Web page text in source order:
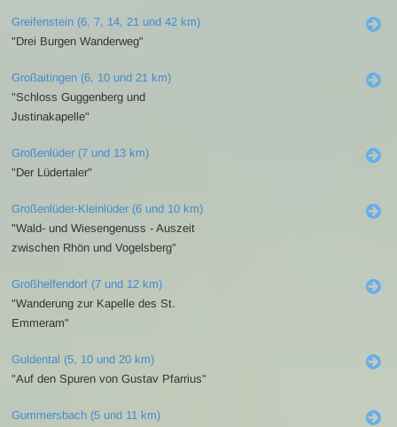
Greifenstein (6, 7, 14, 21 und 42 km)
"Drei Burgen Wanderweg"
Großaitingen (6, 10 und 21 km)
"Schloss Guggenberg und
Justinakapelle"
Großenlüder (7 und 13 km)
"Der Lüdertaler"
Großenlüder-Kleinlüder (6 und 10 km)
"Wald- und Wiesengenuss - Auszeit
zwischen Rhön und Vogelsberg"
Großhelfendorf (7 und 12 km)
"Wanderung zur Kapelle des St.
Emmeram"
Guldental (5, 10 und 20 km)
"Auf den Spuren von Gustav Pfarrius"
Gummersbach (5 und 11 km)